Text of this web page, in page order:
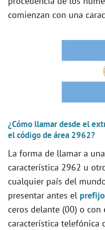
comienzan con una
¿Cómo llamar desde el
el código de área 2962?
La forma de llamar a
característica 2962 u
cualquier país del
presentar antes el
ceros delante (00) o con
característica telefónica